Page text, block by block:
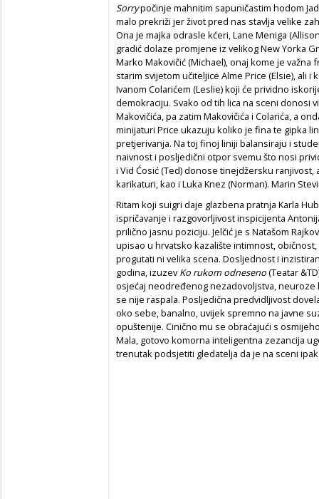
Sorrypočinje mahnitim sapuničastim hodom
malo prekriži jer život pred nas stavlja velike
Ona je majka odrasle kćeri, Lane Meniga
gradić dolaze promjene iz velikog New Yorka
Marko Makovičić (Michael), onaj kome je
starim svijetom učiteljice Alme Price (Elsie), ali
Ivanom Colarićem (Leslie) koji će prividno
demokraciju. Svako od tih lica na sceni donosi
Makovičića, pa zatim Makovičića i Colarića, a
minijaturi Price ukazuju koliko je fina te gipka
pretjerivanja. Na toj finoj liniji balansiraju i
naivnost i posljedični otpor svemu što nosi
i Vid Ćosić (Ted) donose tinejdžersku ranjivost,
karikaturi, kao i Luka Knez (Norman). Marin
Ritam koji suigri daje glazbena pratnja Karla
ispričavanje i razgovorljivost inspicijenta
prilično jasnu poziciju. Jelčić je s Natašom
upisao u hrvatsko kazalište intimnost,
progutati ni velika scena. Dosljednost i
godina, izuzevKo rukom odneseno(Teatar
osjećaj neodređenog nezadovoljstva,
se nije raspala. Posljedična predvidljivost
oko sebe, banalno, uvijek spremno na javne
opuštenije. Cinično mu se obraćajući s
Mala, gotovo komorna inteligentna zezancija
trenutak podsjetiti gledatelja da je na sceni